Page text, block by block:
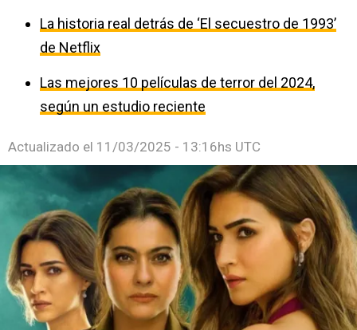
La historia real detrás de ‘El secuestro de 1993’
de Netflix
Las mejores 10 películas de terror del 2024,
según un estudio reciente
Actualizado el 11/03/2025 - 13:16hs UTC